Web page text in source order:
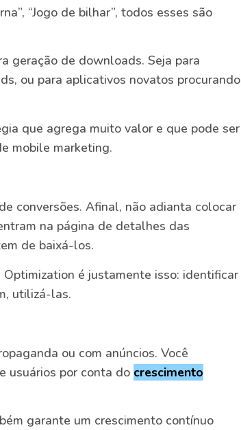
“Jogo de bilhar”, todos esses são
geração de downloads. Seja para
ou para aplicativos novatos procurando
que agrega muito valor e que pode ser
mobile marketing.
conversões. Afinal, não adianta colocar
na página de detalhes das
de baixá-los.
é justamente isso: identificar
utilizá-las.
ou com anúncios. Você
usuários por conta do crescimento
garante um crescimento contínuo